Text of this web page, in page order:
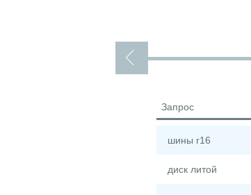
Запрос
шины r16
диск литой